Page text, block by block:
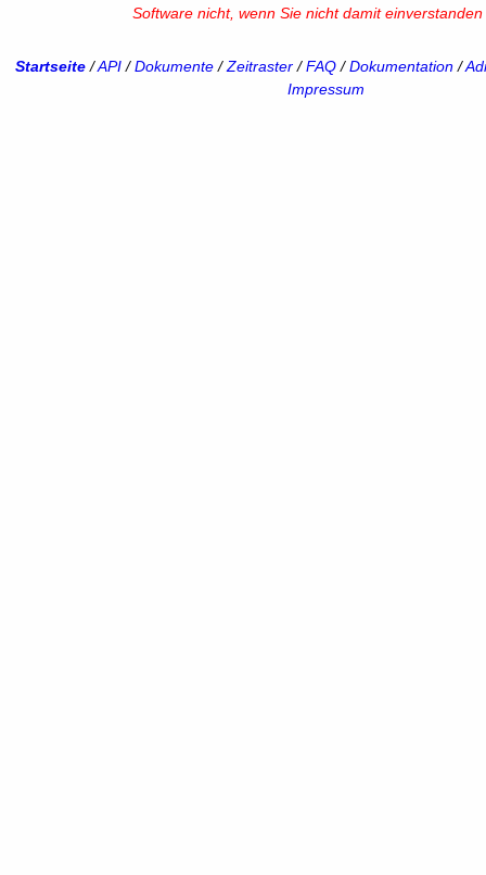
Software nicht, wenn Sie nicht damit einverstanden
Startseite/API/Dokumente/Zeitraster/FAQ/Dokumentation/
Impressum